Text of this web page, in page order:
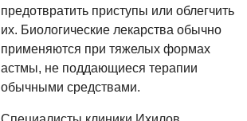
предотвратить приступы или облегчить
их. Биологические лекарства обычно
применяются при тяжелых формах
астмы, не поддающиеся терапии
обычными средствами.